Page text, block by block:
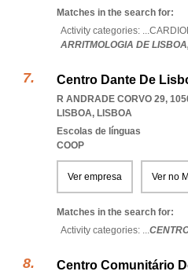
Matches in the search for:
Activity categories: ...
ARRITMOLOGIA DE
Centro Dante De
R ANDRADE CORVO 29,
LISBOA, LISBOA
Escolas de línguas
COOP
Ver empresa Ver no
Matches in the search for:
Activity categories: ...
Centro Comunitário